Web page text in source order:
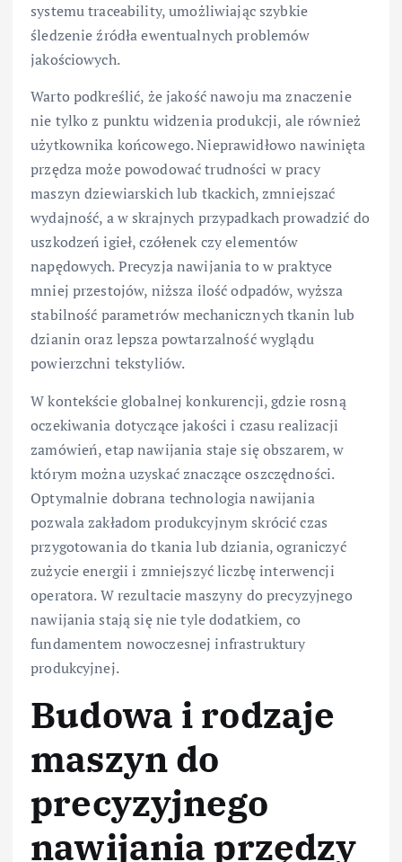
systemu traceability, umożliwiając szybkie
śledzenie źródła ewentualnych problemów
jakościowych.
Warto podkreślić, że jakość nawoju ma znaczenie
nie tylko z punktu widzenia produkcji, ale również
użytkownika końcowego. Nieprawidłowo nawinięta
przędza może powodować trudności w pracy
maszyn dziewiarskich lub tkackich, zmniejszać
wydajność, a w skrajnych przypadkach prowadzić do
uszkodzeń igieł, czółenek czy elementów
napędowych. Precyzja nawijania to w praktyce
mniej przestojów, niższa ilość odpadów, wyższa
stabilność parametrów mechanicznych tkanin lub
dzianin oraz lepsza powtarzalność wyglądu
powierzchni tekstyliów.
W kontekście globalnej konkurencji, gdzie rosną
oczekiwania dotyczące jakości i czasu realizacji
zamówień, etap nawijania staje się obszarem, w
którym można uzyskać znaczące oszczędności.
Optymalnie dobrana technologia nawijania
pozwala zakładom produkcyjnym skrócić czas
przygotowania do tkania lub dziania, ograniczyć
zużycie energii i zmniejszyć liczbę interwencji
operatora. W rezultacie maszyny do precyzyjnego
nawijania stają się nie tyle dodatkiem, co
fundamentem nowoczesnej infrastruktury
produkcyjnej.
Budowa i rodzaje
maszyn do
precyzyjnego
nawijania przędzy